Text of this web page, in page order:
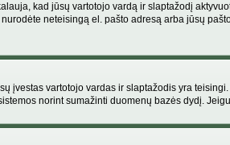
kad jūsų vartotojo vardą ir slaptažodį
neteisingą el. pašto adresą arba jūsų
įvestas vartotojo vardas ir slaptažodis yra
norint sumažinti duomenų bazės dydį.